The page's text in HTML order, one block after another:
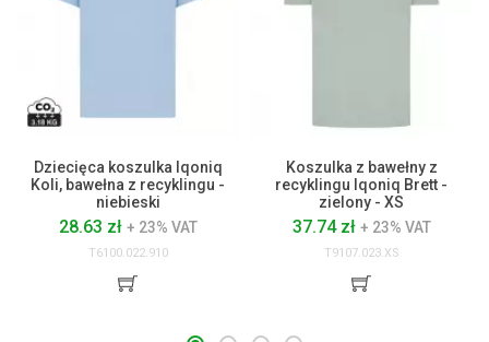
Dziecięca koszulka Iqoniq
Koli, bawełna z recyklingu -
niebieski
28.63 zł + 23% VAT
T6100.022.910
Koszulka z bawełny z
recyklingu Iqoniq Brett -
zielony - XS
37.74 zł + 23% VAT
T9107.023.XS